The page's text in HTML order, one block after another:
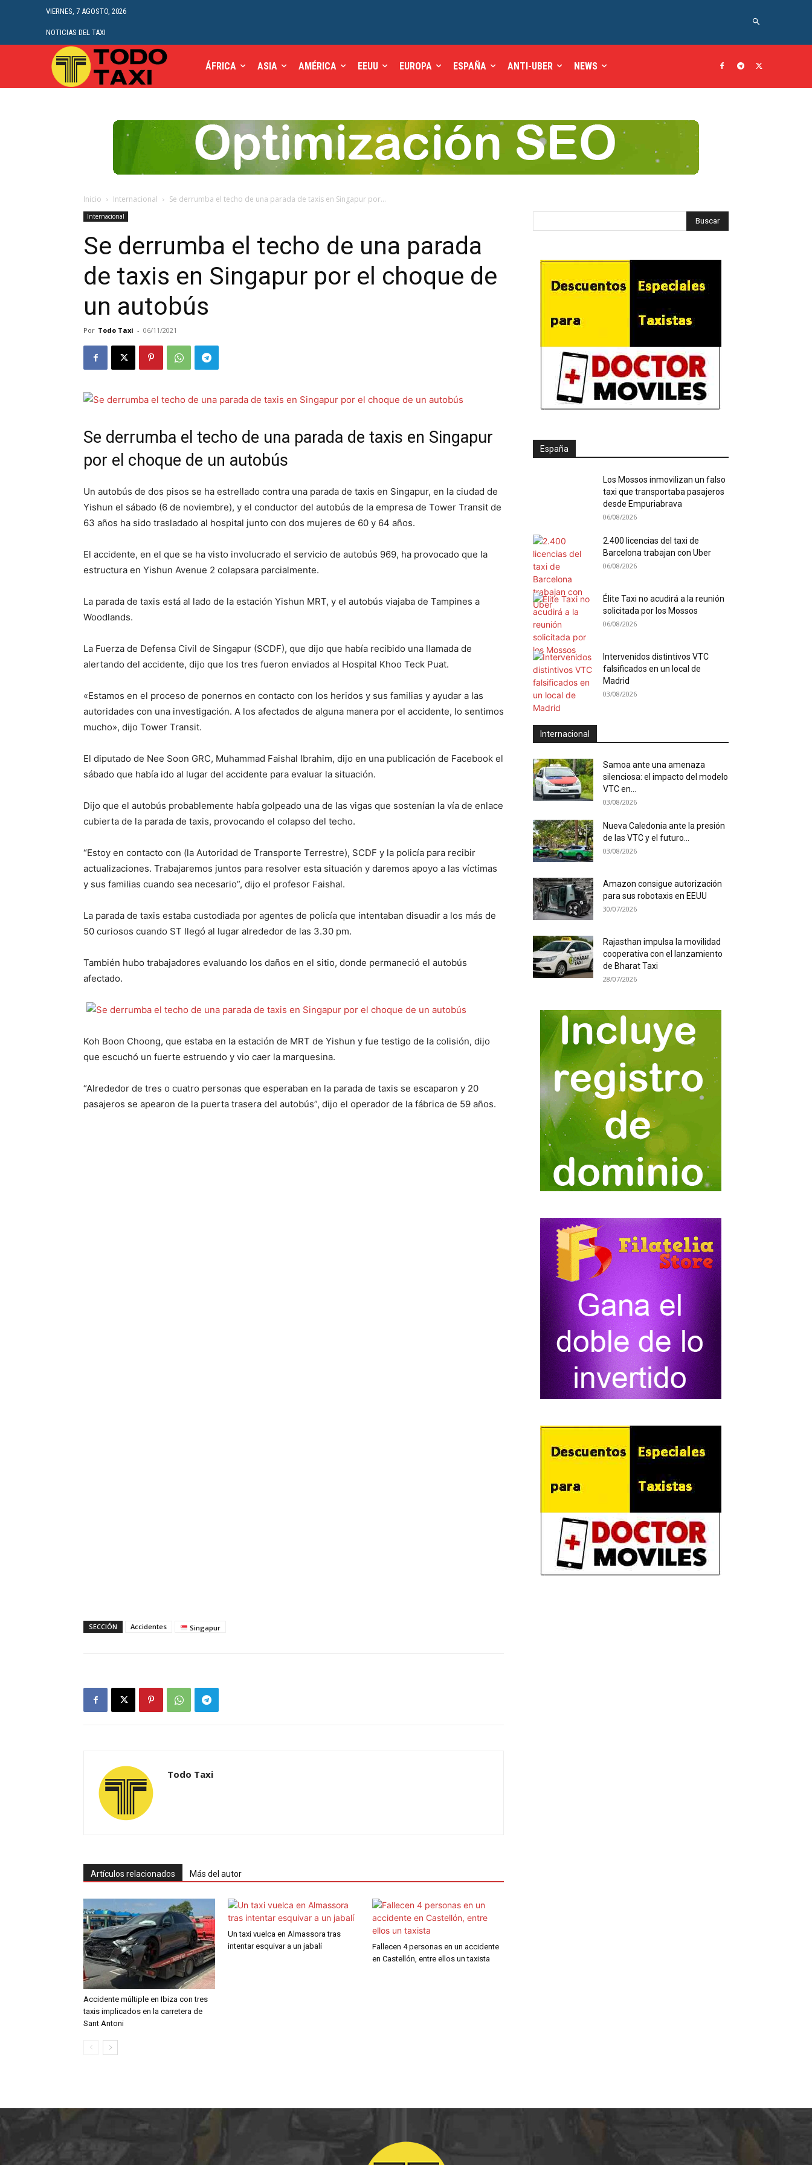
VIERNES, 7 AGOSTO, 2026
NOTICIAS DEL TAXI
ÁFRICA ASIA AMÉRICA EEUU EUROPA ESPAÑA ANTI-UBER NEWS
Inicio Internacional Se derrumba el techo de una parada de taxis en Singapur por...
Internacional
Se derrumba el techo de una parada
de taxis en Singapur por el choque de
un autobús
Por Todo Taxi - 06/11/2021
Se derrumba el techo de una parada de taxis en Singapur
por el choque de un autobús
Un autobús de dos pisos se ha estrellado contra una parada de taxis en Singapur, en la ciudad de
Yishun el sábado (6 de noviembre), y el conductor del autobús de la empresa de Tower Transit de
63 años ha sido trasladado al hospital junto con dos mujeres de 60 y 64 años.
El accidente, en el que se ha visto involucrado el servicio de autobús 969, ha provocado que la
estructura en Yishun Avenue 2 colapsara parcialmente.
La parada de taxis está al lado de la estación Yishun MRT, y el autobús viajaba de Tampines a
Woodlands.
La Fuerza de Defensa Civil de Singapur (SCDF), que dijo que había recibido una llamada de
alertando del accidente, dijo que los tres fueron enviados al Hospital Khoo Teck Puat.
«Estamos en el proceso de ponernos en contacto con los heridos y sus familias y ayudar a las
autoridades con una investigación. A los afectados de alguna manera por el accidente, lo sentimos
mucho», dijo Tower Transit.
El diputado de Nee Soon GRC, Muhammad Faishal Ibrahim, dijo en una publicación de Facebook el
sábado que había ido al lugar del accidente para evaluar la situación.
Dijo que el autobús probablemente había golpeado una de las vigas que sostenían la vía de enlace
cubierta de la parada de taxis, provocando el colapso del techo.
“Estoy en contacto con (la Autoridad de Transporte Terrestre), SCDF y la policía para recibir
actualizaciones. Trabajaremos juntos para resolver esta situación y daremos apoyo a las víctimas
y sus familias cuando sea necesario”, dijo el profesor Faishal.
La parada de taxis estaba custodiada por agentes de policía que intentaban disuadir a los más de
50 curiosos cuando ST llegó al lugar alrededor de las 3.30 pm.
También hubo trabajadores evaluando los daños en el sitio, donde permaneció el autobús
afectado.
Koh Boon Choong, que estaba en la estación de MRT de Yishun y fue testigo de la colisión, dijo
que escuchó un fuerte estruendo y vio caer la marquesina.
“Alrededor de tres o cuatro personas que esperaban en la parada de taxis se escaparon y 20
pasajeros se apearon de la puerta trasera del autobús”, dijo el operador de la fábrica de 59 años.
SECCIÓN Accidentes Singapur
Todo Taxi
Artículos relacionados Más del autor
Accidente múltiple en Ibiza con tres
taxis implicados en la carretera de
Sant Antoni
Un taxi vuelca en Almassora tras
intentar esquivar a un jabalí
Fallecen 4 personas en un accidente
en Castellón, entre ellos un taxista
España
Los Mossos inmovilizan un falso
taxi que transportaba pasajeros
desde Empuriabrava
06/08/2026
2.400 licencias del taxi de
Barcelona trabajan con Uber
06/08/2026
Élite Taxi no acudirá a la reunión
solicitada por los Mossos
06/08/2026
Intervenidos distintivos VTC
falsificados en un local de
Madrid
03/08/2026
Internacional
Samoa ante una amenaza
silenciosa: el impacto del modelo
VTC en...
03/08/2026
Nueva Caledonia ante la presión
de las VTC y el futuro...
03/08/2026
Amazon consigue autorización
para sus robotaxis en EEUU
30/07/2026
Rajasthan impulsa la movilidad
cooperativa con el lanzamiento
de Bharat Taxi
28/07/2026